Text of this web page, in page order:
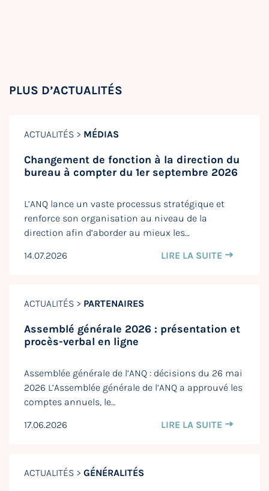
PLUS D’ACTUALITÉS
ACTUALITÉS > MÉDIAS
Changement de fonction à la direction du
bureau à compter du 1er septembre 2026
L’ANQ lance un vaste processus stratégique et
renforce son organisation au niveau de la
direction afin d’aborder au mieux les…
14.07.2026
LIRE LA SUITE
ACTUALITÉS > PARTENAIRES
Assemblé générale 2026 : présentation et
procès-verbal en ligne
Assemblée générale de l’ANQ : décisions du 26 mai
2026 L’Assemblée générale de l’ANQ a approuvé les
comptes annuels, le…
17.06.2026
LIRE LA SUITE
ACTUALITÉS > GÉNÉRALITÉS